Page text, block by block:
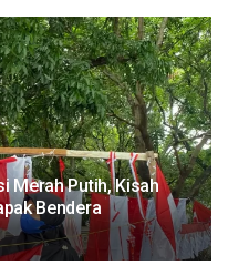
Merah Putih, Kisah
Bendera